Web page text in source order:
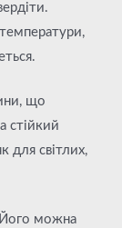
що
стійкий
для світлих,
Його можна